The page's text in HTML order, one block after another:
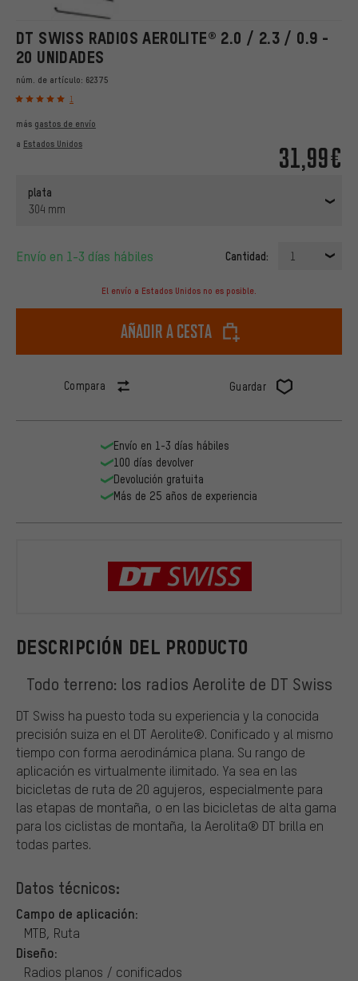
DT SWISS RADIOS AEROLITE® 2.0 / 2.3 / 0.9 -
20 UNIDADES
núm. de artículo: 62375
1
31,99€
más gastos de envío
a Estados Unidos
plata
304 mm
Envío en 1-3 días hábiles Cantidad: 1
El envío a Estados Unidos no es posible.
Añadir a cesta
Compara Guardar
DESCRIPCIÓN DEL PRODUCTO
Todo terreno: los radios Aerolite de DT Swiss
DT Swiss ha puesto toda su experiencia y la conocida
precisión suiza en el DT Aerolite®. Conificado y al mismo
tiempo con forma aerodinámica plana. Su rango de
aplicación es virtualmente ilimitado. Ya sea en las
bicicletas de ruta de 20 agujeros, especialmente para
las etapas de montaña, o en las bicicletas de alta gama
para los ciclistas de montaña, la Aerolita® DT brilla en
todas partes.
Datos técnicos:
Campo de aplicación:
MTB, Ruta
Diseño:
Radios planos / conificados
Envío en 1-3 días hábiles
100 días devolver
Devolución gratuita
Más de 25 años de experiencia
DT Swiss